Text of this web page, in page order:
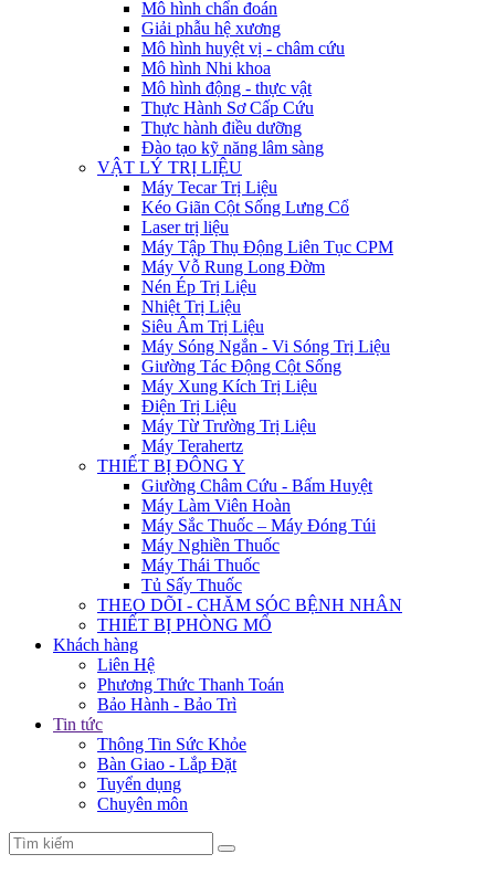
Mô hình chẩn đoán
Giải phẫu hệ xương
Mô hình huyệt vị - châm cứu
Mô hình Nhi khoa
Mô hình động - thực vật
Thực Hành Sơ Cấp Cứu
Thực hành điều dưỡng
Đào tạo kỹ năng lâm sàng
VẬT LÝ TRỊ LIỆU
Máy Tecar Trị Liệu
Kéo Giãn Cột Sống Lưng Cổ
Laser trị liệu
Máy Tập Thụ Động Liên Tục CPM
Máy Vỗ Rung Long Đờm
Nén Ép Trị Liệu
Nhiệt Trị Liệu
Siêu Âm Trị Liệu
Máy Sóng Ngắn - Vi Sóng Trị Liệu
Giường Tác Động Cột Sống
Máy Xung Kích Trị Liệu
Điện Trị Liệu
Máy Từ Trường Trị Liệu
Máy Terahertz
THIẾT BỊ ĐÔNG Y
Giường Châm Cứu - Bấm Huyệt
Máy Làm Viên Hoàn
Máy Sắc Thuốc – Máy Đóng Túi
Máy Nghiền Thuốc
Máy Thái Thuốc
Tủ Sấy Thuốc
THEO DÕI - CHĂM SÓC BỆNH NHÂN
THIẾT BỊ PHÒNG MỔ
Khách hàng
Liên Hệ
Phương Thức Thanh Toán
Bảo Hành - Bảo Trì
Tin tức
Thông Tin Sức Khỏe
Bàn Giao - Lắp Đặt
Tuyển dụng
Chuyên môn